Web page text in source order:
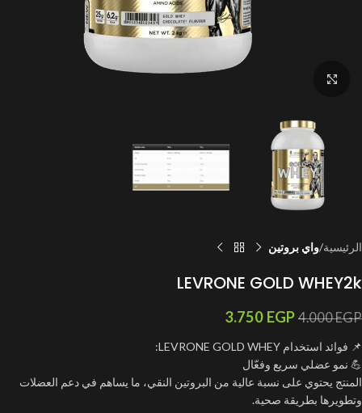
الرئيسية واي بروتين
LEVRONE GOLD WHEY2k
4.000EGP
3.750 EGP
📌 فوائد استخدام LEVRONE GOLD WHEY:
💪 نمو عضلي سريع وفعّال
المنتج يحتوي على نسبة عالية من البروتين النقي، ما يساهم في دعم العضلات
وتطويرها بطريقة صحية.